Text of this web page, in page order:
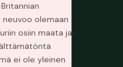
neuvoo olemaan
osiin maata ja
ei ole yleinen